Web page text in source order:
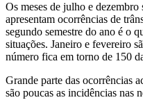
Os meses de julho e
apresentam ocorrências de
segundo semestre do ano é o
situações. Janeiro e fevereiro
número fica em torno de 150
Grande parte das ocorrências
são poucas as incidências nas